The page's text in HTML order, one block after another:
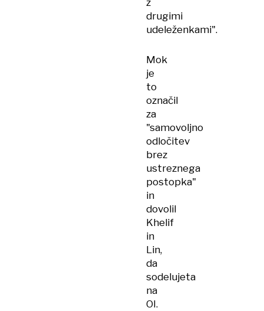
z
drugimi
udeleženkami".
Mok
je
to
označil
za
"samovoljno
odločitev
brez
ustreznega
postopka"
in
dovolil
Khelif
in
Lin,
da
sodelujeta
na
OI.